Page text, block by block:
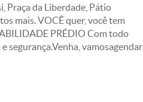
Praça da Liberdade, Pátio
mais. VOCÊ quer, você tem
PRÉDIO Com todo
segurança.Venha, vamosagendar